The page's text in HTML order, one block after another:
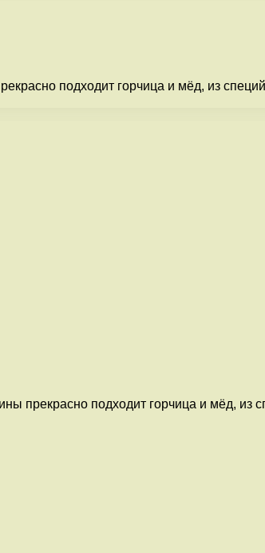
подходит горчица и мёд, из
прекрасно подходит горчица и мёд, из